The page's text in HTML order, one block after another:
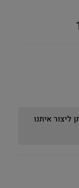
ליצור איתנו